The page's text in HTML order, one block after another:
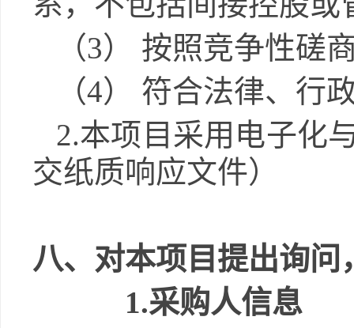
（3）
按照竞争性磋
（4）
符合法律、行
2.本项目采用电子化
交纸质响应文件）
八、对本项目提出询
1.采购人信息